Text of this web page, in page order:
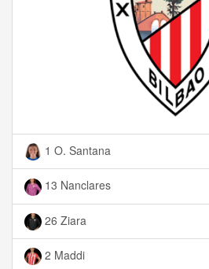
1 O. Santana
13 Nanclares
26 Ziara
2 Maddi